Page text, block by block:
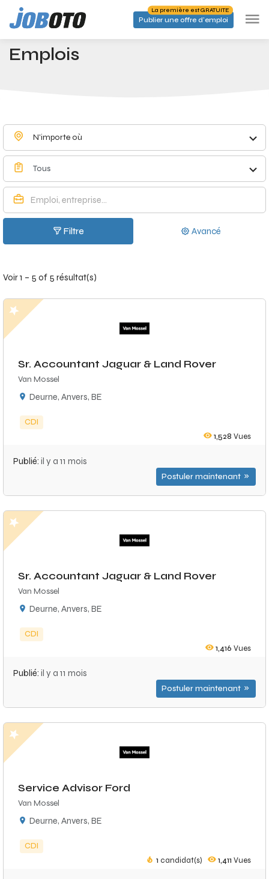
Skip to main content
Publier une offre d'emploi
La première est GRATUITE
Accueil Emplois à Deurne - Joboto
Emplois
N'importe où
Tous
Filtre Avancé
Voir 1 – 5 of 5 résultat(s)
Sr. Accountant Jaguar & Land Rover
Van Mossel
Deurne, Anvers, BE
CDI
1,528 Vues
Publié: il y a 11 mois
Postuler maintenant
Sr. Accountant Jaguar & Land Rover
Van Mossel
Deurne, Anvers, BE
CDI
1,416 Vues
Publié: il y a 11 mois
Postuler maintenant
Service Advisor Ford
Van Mossel
Deurne, Anvers, BE
CDI
1 candidat(s) 1,411 Vues